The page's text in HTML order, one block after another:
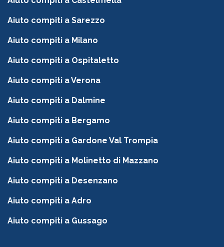
Aiuto compiti a Sarezzo
Aiuto compiti a Milano
Aiuto compiti a Ospitaletto
Aiuto compiti a Verona
Aiuto compiti a Dalmine
Aiuto compiti a Bergamo
Aiuto compiti a Gardone Val Trompia
Aiuto compiti a Molinetto di Mazzano
Aiuto compiti a Desenzano
Aiuto compiti a Adro
Aiuto compiti a Gussago